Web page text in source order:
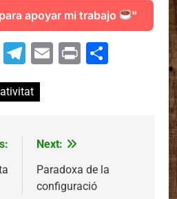
apoyar mi trabajo "
LinkedIn
Telegram
Email
Print
Next:
Paradoxa de la
configuració